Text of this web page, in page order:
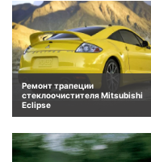
Ремонт трапеции
стеклоочистителя Mitsubishi
Eclipse